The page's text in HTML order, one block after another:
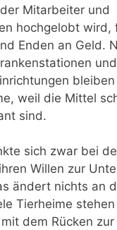
Mitarbeiter und
hochgelobt wird,
Enden an Geld.
und
bleiben
weil die Mittel
sind.
sich zwar bei
Willen zur
ändert nichts an
Tierheime stehen
dem Rücken zur